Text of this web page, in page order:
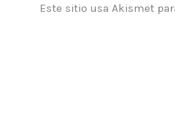
Este sitio usa Akismet